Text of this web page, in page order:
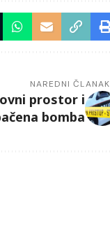
NAREDNI ČLANAK
prostor i
bomba